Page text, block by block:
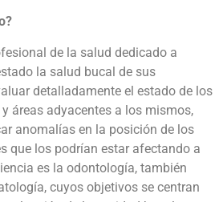
de la salud dedicado a
la salud bucal de sus
detalladamente el estado de los
áreas adyacentes a los mismos,
anomalías en la posición de los
que los podrían estar afectando a
es la odontología, también
cuyos objetivos se centran